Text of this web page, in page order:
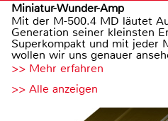
Miniatur-Wunder-Amp
Mit der M-500.4 MD läutet
Generation seiner kleinsten
Superkompakt und mit jeder
wollen wir uns genauer
>> Mehr erfahren
>> Alle anzeigen